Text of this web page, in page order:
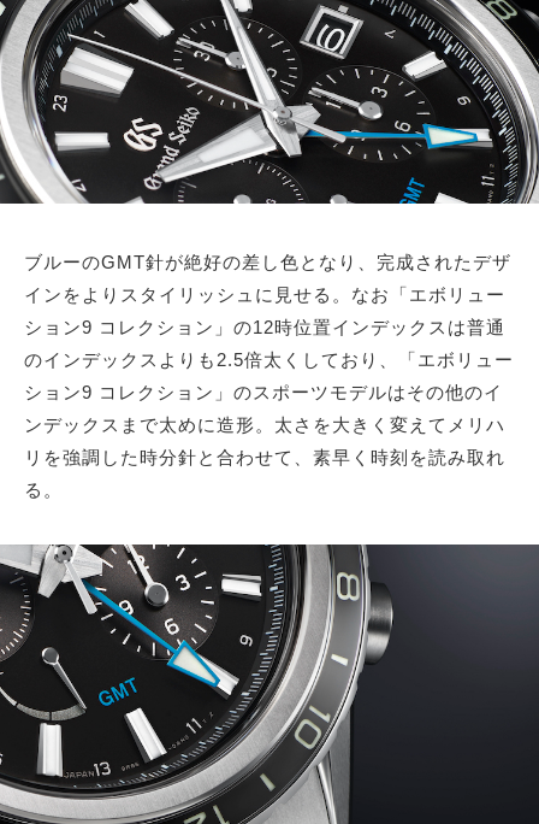
ブルーのGMT針が絶好の差し色となり、完成されたデザ
インをよりスタイリッシュに見せる。なお「エボリュー
ション9 コレクション」の12時位置インデックスは普通
のインデックスよりも2.5倍太くしており、「エボリュー
ション9 コレクション」のスポーツモデルはその他のイ
ンデックスまで太めに造形。太さを大きく変えてメリハ
リを強調した時分針と合わせて、素早く時刻を読み取れ
る。